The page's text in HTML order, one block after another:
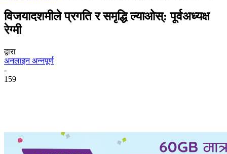
विजयादशमीले प्रगति र समृद्धि ल्याओस्: पूर्वअध्यक्ष
रेग्मी
द्वारा
अनलाइन अन्नपूर्ण
-
159